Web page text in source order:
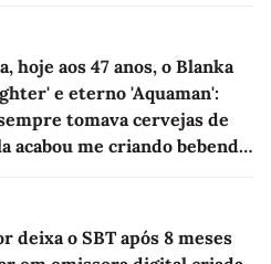
hoje aos 47 anos, o Blanka
e eterno 'Aquaman':
tomava cervejas de
acabou me criando bebendo
deixa o SBT após 8 meses